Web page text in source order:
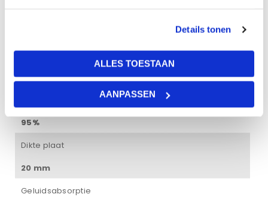
Details tonen
ALLES TOESTAAN
AANPASSEN
Kleur
wit
Vochtbestendigheid
95%
Dikte plaat
20 mm
Geluidsabsorptie